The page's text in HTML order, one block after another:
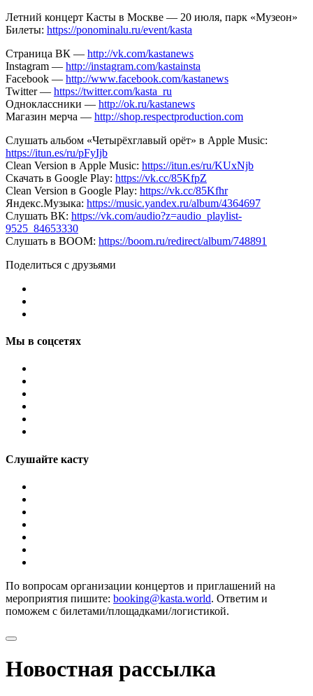
Летний концерт Касты в Москве — 20 июля, парк «Музеон»
Билеты: https://ponominalu.ru/event/kasta
Страница ВК — http://vk.com/kastanews
Instagram — http://instagram.com/kastainsta
Facebook — http://www.facebook.com/kastanews
Twitter — https://twitter.com/kasta_ru
Одноклассники — http://ok.ru/kastanews
Магазин мерча — http://shop.respectproduction.com
Слушать альбом «Четырёхглавый орёт» в Apple Music:
https://itun.es/ru/pFyIjb
Clean Version в Apple Music: https://itun.es/ru/KUxNjb
Скачать в Google Play: https://vk.cc/85KfpZ
Clean Version в Google Play: https://vk.cc/85Kfhr
Яндекс.Музыка: https://music.yandex.ru/album/4364697
Слушать ВК: https://vk.com/audio?z=audio_playlist-
9525_84653330
Слушать в BOOM: https://boom.ru/redirect/album/748891
Поделиться с друзьями
Мы в соцсетях
Слушайте касту
По вопросам организации концертов и приглашений на
мероприятия пишите: booking@kasta.world. Ответим и
поможем с билетами/площадками/логистикой.
Новостная рассылка